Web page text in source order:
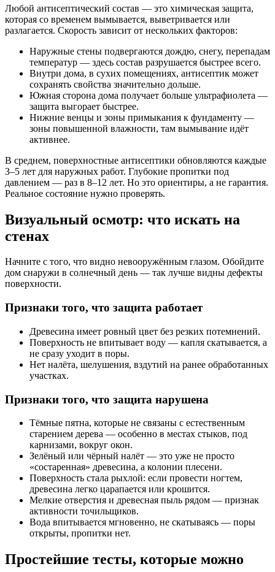
Любой антисептический состав — это химическая защита,
которая со временем вымывается, выветривается или
разлагается. Скорость зависит от нескольких факторов:
Наружные стены подвергаются дождю, снегу, перепадам
температур — здесь состав разрушается быстрее всего.
Внутри дома, в сухих помещениях, антисептик может
сохранять свойства значительно дольше.
Южная сторона дома получает больше ультрафиолета —
защита выгорает быстрее.
Нижние венцы и зоны примыкания к фундаменту —
зоны повышенной влажности, там вымывание идёт
активнее.
В среднем, поверхностные антисептики обновляются каждые
3–5 лет для наружных работ. Глубокие пропитки под
давлением — раз в 8–12 лет. Но это ориентиры, а не гарантия.
Реальное состояние нужно проверять.
Визуальный осмотр: что искать на
стенах
Начните с того, что видно невооружённым глазом. Обойдите
дом снаружи в солнечный день — так лучше видны дефекты
поверхности.
Признаки того, что защита работает
Древесина имеет ровный цвет без резких потемнений.
Поверхность не впитывает воду — капля скатывается, а
не сразу уходит в поры.
Нет налёта, шелушения, вздутий на ранее обработанных
участках.
Признаки того, что защита нарушена
Тёмные пятна, которые не связаны с естественным
старением дерева — особенно в местах стыков, под
карнизами, вокруг окон.
Зелёный или чёрный налёт — это уже не просто
«состаренная» древесина, а колонии плесени.
Поверхность стала рыхлой: если провести ногтем,
древесина легко царапается или крошится.
Мелкие отверстия и древесная пыль рядом — признак
активности точильщиков.
Вода впитывается мгновенно, не скатываясь — поры
открыты, пропитки нет.
Простейшие тесты, которые можно